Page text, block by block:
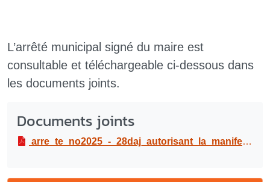
L’arrêté municipal signé du maire est
consultable et téléchargeable ci-dessous dans
les documents joints.
Documents joints
arre_te_no2025_-_28daj_autorisant_la_manifestation_ti-gozie_val_2025_le_mercredi_05_fe_vrier_2025.pdf